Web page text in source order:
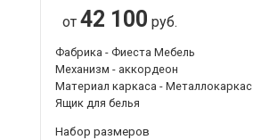
от 42 100 руб.
Фабрика - Фиеста Мебель
Механизм - аккордеон
Материал каркаса - Металлокаркас
Ящик для белья
Набор размеров